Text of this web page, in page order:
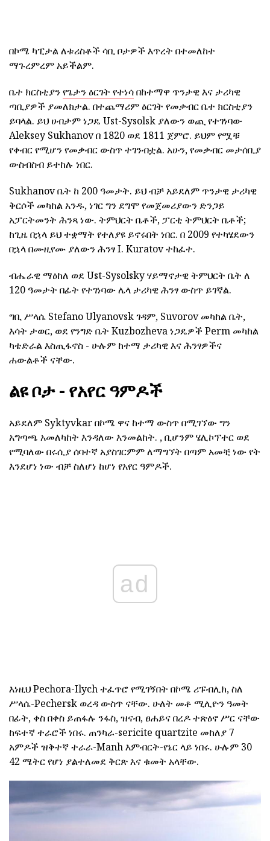
በኮሜ ካፒታል ለቱሪስቶች ሳቢ ቦታዎች እጥረት በተመለከተ
ማጉረምረም አይችልም.
ቤተ ክርስቲያንየጌታን ዕርገት የተነሳበከተማዋ ጥንታዊ እና ታሪካዊ
ጣቢያዎች ያመለክታል. በተጨማሪም ዕርገት የመቃብር ቤተ ክርስቲያን
ይባላል. ይህ ሀብታም ነጋዴ Ust-Sysolsk ያለውን ወጪ የተገነባው
Aleksey Sukhanov በ 1820 ወደ 1811 ጀምሮ. ይህም የሟቹ
የቀብር የሚሆን የመቃብር ውስጥ ተገንብቷል. አሁን, የመቃብር መታሰቢያ
ውስብስብ ይተከሉ ነበር.
Sukhanov ቤት ከ 200 ዓመታት. ይህ ብቻ አይደለም ጥንታዊ ታሪካዊ
ቅርሶች መካከል አንዱ, ነገር ግን ደግሞ የመጀመሪያውን ድንጋይ
አፓርትመንት ሕንጻ ነው. ትምህርት ቤቶች, ፓርቲ ትምህርት ቤቶች;
ከጊዜ በኋላ ይህ ተቋማት የተለያዩ ይኖሩበት ነበር. በ 2009 የተካሄደውን
በኋላ በሙዚየሙ ያለውን ሕንፃ I. Kuratov ተከፈተ.
ብሔራዊ ማዕከለ ወደ Ust-Sysolsky ሃይማኖታዊ ትምህርት ቤት ለ
120 ዓመታት በፊት የተገነባው ሌላ ታሪካዊ ሕንፃ ውስጥ ይገኛል.
ግቢ ሥላሴ Stefano Ulyanovsk ገዳም, Suvorov መካከል ቤት,
እሳት ታወር, ወደ የንግድ ቤት Kuzbozheva ነጋዴዎች Perm መካከል
ካቴድራል እስጢፋኖስ - ሁሉም ከተማ ታሪካዊ እና ሕንፃዎችና
ሐውልቶች ናቸው.
ልዩ ቦታ - የአየር ዓምዶች
አይደለም Syktyvkar በኮሜ ዋና ከተማ ውስጥ በሚገኘው ግን
አግጣጫ አመለካከት እንዳለው እንመልከት. , ቢሆንም ሄሊኮፕተር ወደ
የሚባለው በሩሲያ ሰባተኛ አያስገርምም ለማግኘት በጣም አመቺ ነው የት
እንደሆነ ነው ብቻ ስለሆነ ከሆነ የአየር ዓምዶች.
ad
እነዚህ Pechora-Ilych ተፈጥሮ የሚገኝበት በኮሜ ሪፑብሊክ, ስለ
ሥላሴ-Pechersk ወረዳ ውስጥ ናቸው. ሁለት መቶ ሚሊዮን ዓመት
በፊት, ቀስ በቀስ ይጠፋሉ ንፋስ, ዝናብ, ፀሐይና በረዶ ተጽዕኖ ሥር ናቸው
ከፍተኛ ተራሮች ነበሩ. ጠንካራ-sericite quartzite መከለያ 7
አምዶች ዝቅተኛ ተራራ-Manh እምብርት-የኔር ላይ ነበሩ. ሁሉም 30
42 ሜትር የሆነ ያልተለመደ ቅርጽ እና ቁመት አላቸው.